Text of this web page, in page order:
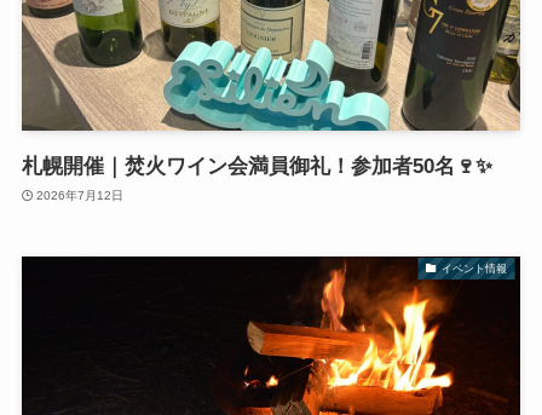
札幌開催｜焚火ワイン会満員御礼！参加者50名🍷✨
2026年7月12日
イベント情報